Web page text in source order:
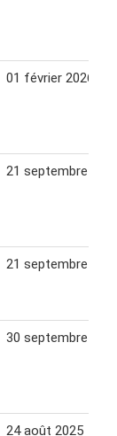
01 février 2026
21 septembre
21 septembre
30 septembre
24 août 2025